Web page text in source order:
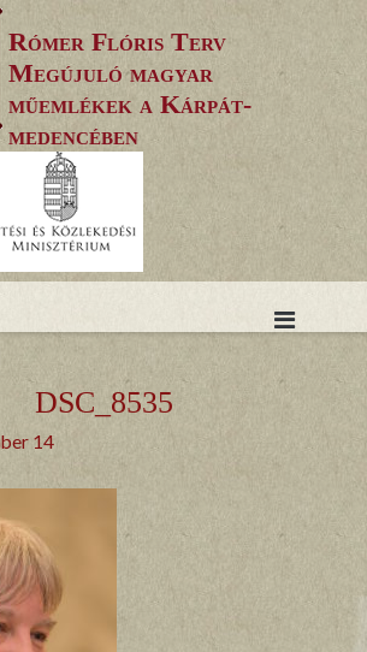
Rómer Flóris Terv
Megújuló magyar
műemlékek a Kárpát-
medencében
DSC_8535
14